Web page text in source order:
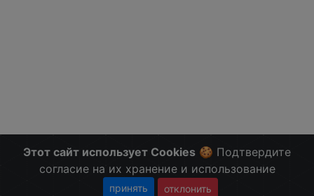
Этот сайт использует Cookies 🍪 Подтвердите
согласие на их хранение и использование
принять отклонить